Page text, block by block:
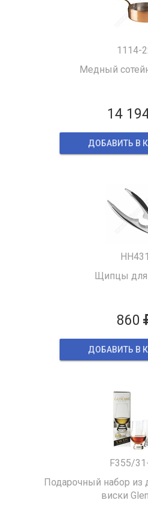
1114-
Медный
14
ДОБАВИТЬ В
HH431
Щипцы для
860
ДОБАВИТЬ В
F355/
Подарочный набор из
виски